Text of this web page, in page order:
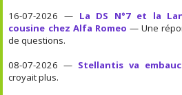
16-07-2026 — La DS N°7 et la
cousine chez Alfa Romeo — Une
de questions.
08-07-2026 — Stellantis va
croyait plus.